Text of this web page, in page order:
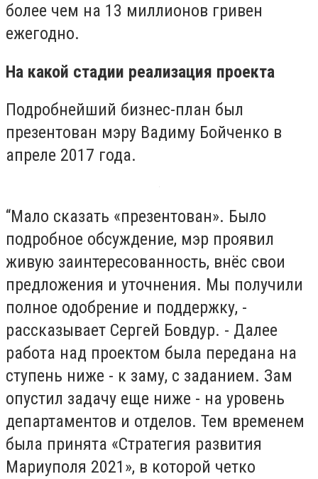
более чем на 13 миллионов гривен
ежегодно.
На какой стадии реализация проекта
Подробнейший бизнес-план был
презентован мэру Вадиму Бойченко в
апреле 2017 года.
“Мало сказать «презентован». Было
подробное обсуждение, мэр проявил
живую заинтересованность, внёс свои
предложения и уточнения. Мы получили
полное одобрение и поддержку, -
рассказывает Сергей Бовдур. - Далее
работа над проектом была передана на
ступень ниже - к заму, с заданием. Зам
опустил задачу еще ниже - на уровень
департаментов и отделов. Тем временем
была принята «Стратегия развития
Мариуполя 2021», в которой четко